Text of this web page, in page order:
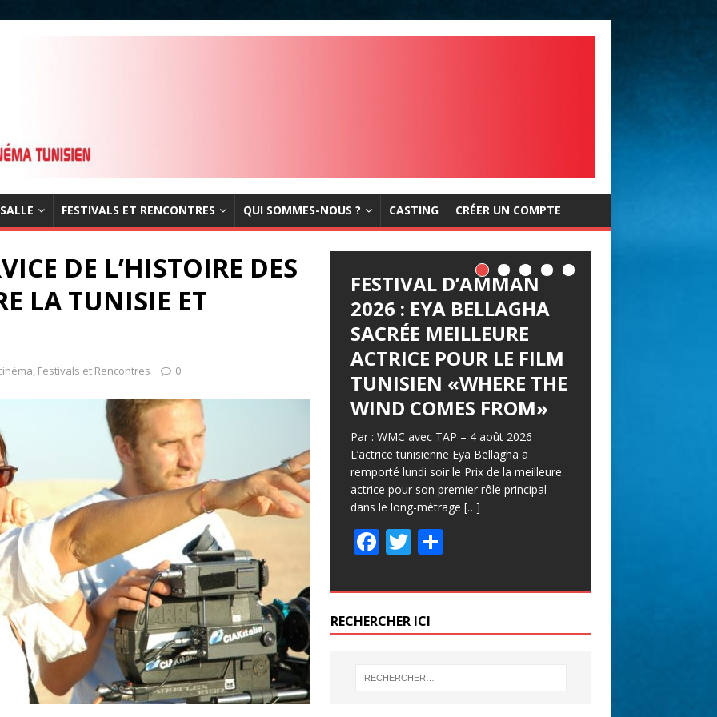
FESTIVALS ET RENCONTRES QUI SOMMES-NOUS ? CASTING CRÉER UN COMPTE
DE L’HISTOIRE DES
LA TUNISIE ET
, Festivals et Rencontres 0
FESTIVAL D’AMMAN
2026 : EYA BELLAGHA
SACRÉE MEILLEURE
ACTRICE POUR LE FILM
TUNISIEN «WHERE THE
WIND COMES FROM»
Par : WMC avec TAP – 4 août 2026
L’actrice tunisienne Eya Bellagha a
remporté lundi soir le Prix de la meilleure
actrice pour son premier rôle principal
dans le long-métrage […]
F
e
b
o
o
T
itt
er
P
ta
er
RECHERCHER ICI